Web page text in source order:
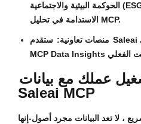
الحوكمة البيئية والاجتماعية (ESG) من خلال دمج بيانات
الاستدامة في تحليل MCP.
منصات تعاونية: ستقدم Saleai ميزات تسمح للفرق بالتعاون في
عملك مع بيانات
Saleai MCP
، لا تعد البيانات مجرد أصول-إنها